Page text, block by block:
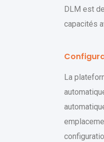
DLM est
capacités
La